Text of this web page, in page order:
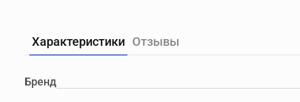
Характеристики Отзывы
Бренд